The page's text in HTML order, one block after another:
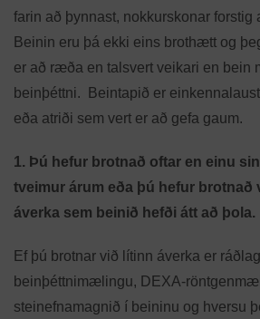
farin að þynnast, nokkurskonar forstig
Beinin eru þá ekki eins brothætt og
er að ræða en talsvert veikari en bein
beinþéttni. Beintapið er
eða atriði sem vert er að gefa gaum.
1. Þú hefur brotnað oftar en einu
tveimur árum eða þú hefur
áverka sem beinið hefði átt að þola.
Ef þú brotnar við lítinn áverka er
beinþéttnimælingu, DEXA-
steinefnamagnið í beininu og hversu